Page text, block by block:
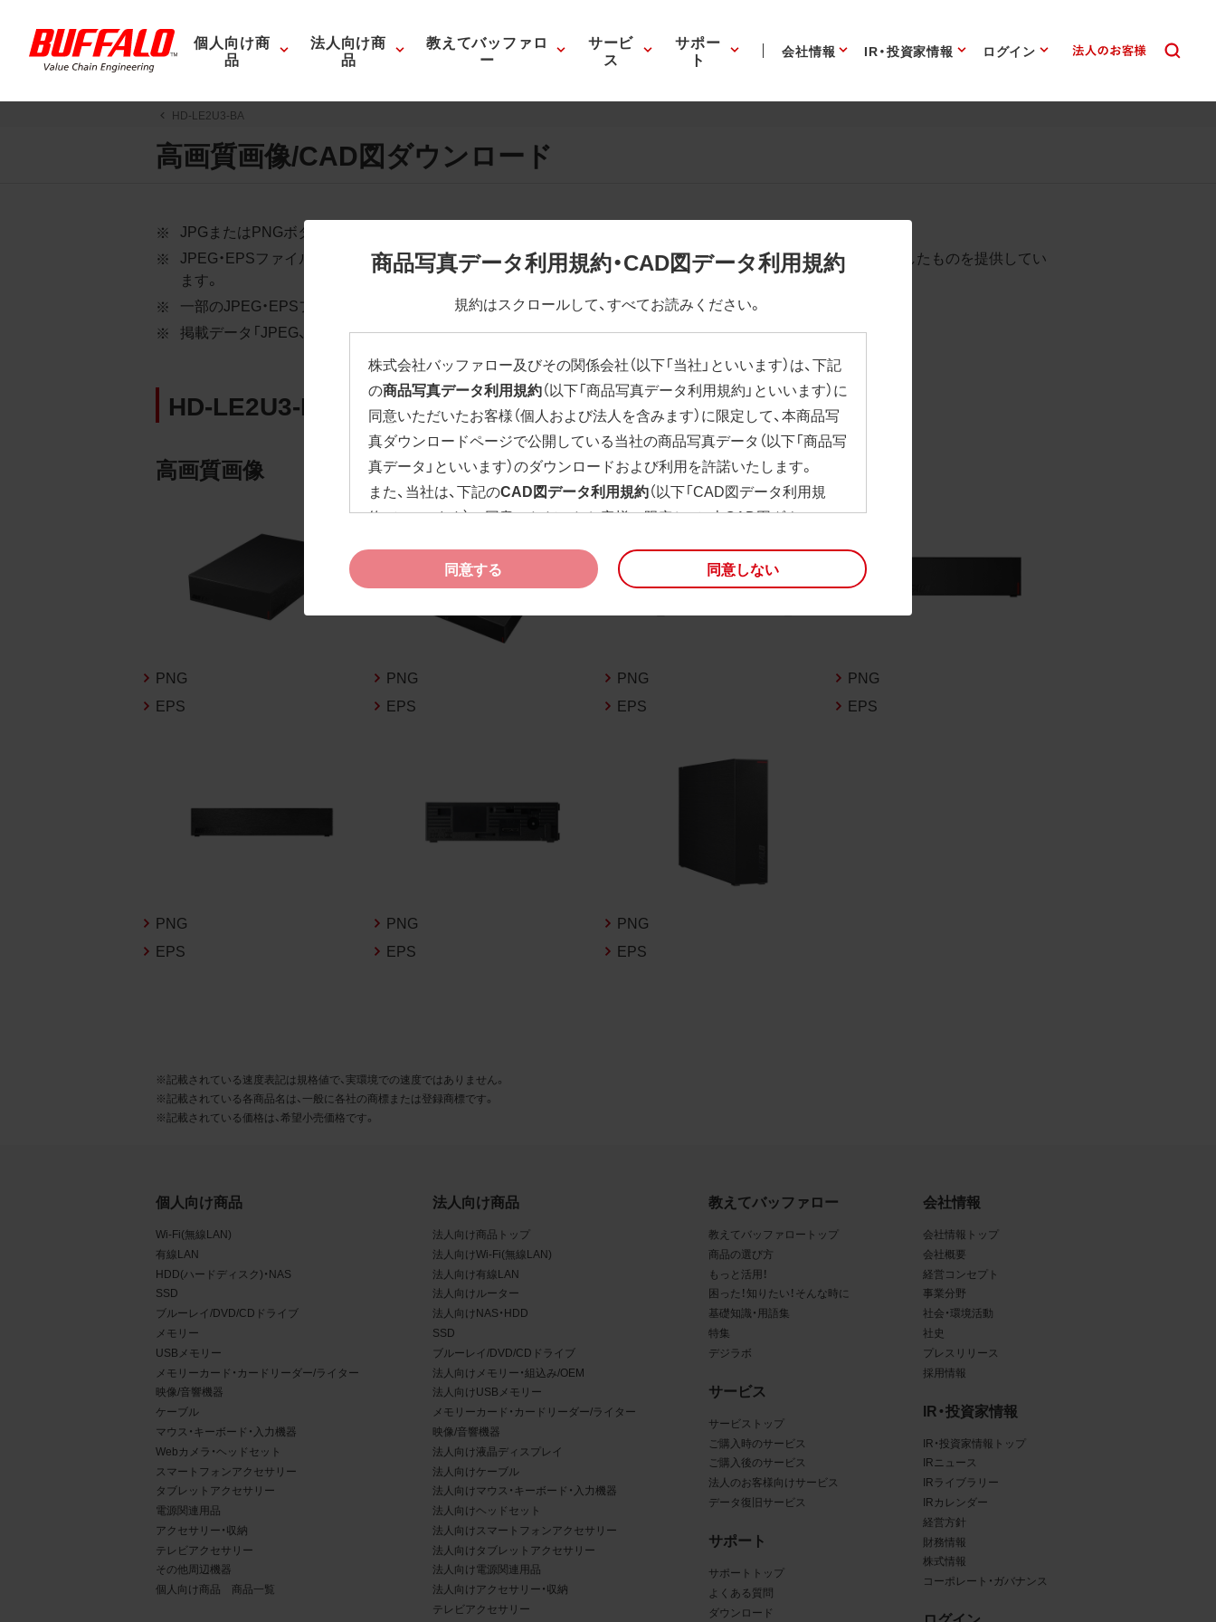
個人向け商
品
法人向け商
品
教えてバッファロ
ー
サービ
ス
サポー
ト 会社情報 IR・投資家情報 ログイン
HD-LE2U3-BA
高画質画像/CAD図ダウンロード
商品写真データ利用規約・CAD図データ利用規約
規約はスクロールして、すべてお読みください。
株式会社バッファロー及びその関係会社（以下「当社」といいます）は、下記
の商品写真データ利用規約（以下「商品写真データ利用規約」といいます）に
同意いただいたお客様（個人および法人を含みます）に限定して、本商品写
真ダウンロードページで公開している当社の商品写真データ（以下「商品写
真データ」といいます）のダウンロードおよび利用を許諾いたします。
また、当社は、下記のCAD図データ利用規約（以下「CAD図データ利用規
約」といいます）に同意いただいたお客様に限定して、本CAD図ダウンロー
ます）の利用を許諾いたします。
お客様が「同意する」ボタンをクリックされた場合、商品写真データ利用規
約及びCAD図データ利用規約に同意いただいたものとみなされます。
なお、商品写真データ利用規約及びCAD図データ利用規約の記載事項は予
告なく変更されることがあります。各データをダウンロードする際には最
お客様は、商品写真データに関する著作権等の一切の権利が当社に帰属す
る販売の場合を除く）に関する広告宣伝又は当社商品の報道・解説に利用す
る場合に限り商品写真データを複製、送信可能化して利用できます。当社
ものとします。
品名等）を併記する等の方法により、商品写真データに表示されてい
商品写真データに著作権表示、ラベル、商標その他のマークがある場
合、それらを除去しないこと
商品写真データを当社HPのトップページ以外のサイトとのリンクと
して利用しないこと
商品写真データを他社のロゴ又は他社商品等に近づけて掲記するな
どして、当社と提携、協力関係等にあるとの示唆や誤解を生じさせう
る態様の利用を行わないこと
その他、当社の運営するサイトではないと看者が判断することを困難
とするような態様で、商品写真データを利用しないこと
4.免責事項
当社は、商品写真データの正確性、完全性、適合性、有用性、最新性、第三者
権利の非侵害等について保証するものではありません。また、商品写真
データの利用に起因して発生した一切の損害について、当社はその賠償の
責任を負いません。また、商品写真データの内容は予告なしに変更又は掲
載を中止することがありますのでご了承ください。
同意する 同意しない
JPGまたはPNGボタンを押すと画像の表示。EPSボタンを押すと圧縮ファイルのダウンロードが始まります。
JPEG・EPSファイルにはパスが設定されています。画像編集の際に便利です。PNG画像は原則として背景を透過したものを提供してい
ます。
一部のJPEG・EPSファイルにはパスが設定されていない場合があります。ご了承ください。
掲載データ「JPEG、PNG : 低解像度(RGBカラー)」 「EPS : 高解像度(CMYKカラー)」
HD-LE2U3-BA
高画質画像
PNG
EPS
PNG
EPS
PNG
EPS
PNG
EPS
PNG
EPS
PNG
EPS
PNG
EPS
※記載されている速度表記は規格値で、実環境での速度ではありません。
※記載されている各商品名は、一般に各社の商標または登録商標です。
※記載されている価格は、希望小売価格です。
個人向け商品
Wi-Fi(無線LAN)
有線LAN
HDD(ハードディスク)・NAS
SSD
ブルーレイ/DVD/CDドライブ
メモリー
USBメモリー
メモリーカード・カードリーダー/ライター
映像/音響機器
ケーブル
マウス・キーボード・入力機器
Webカメラ・ヘッドセット
スマートフォンアクセサリー
タブレットアクセサリー
電源関連用品
アクセサリー・収納
テレビアクセサリー
その他周辺機器
個人向け商品 商品一覧
法人向け商品
法人向け商品トップ
法人向けWi-Fi(無線LAN)
法人向け有線LAN
法人向けルーター
法人向けNAS・HDD
SSD
ブルーレイ/DVD/CDドライブ
法人向けメモリー・組込み/OEM
法人向けUSBメモリー
メモリーカード・カードリーダー/ライター
映像/音響機器
法人向け液晶ディスプレイ
法人向けケーブル
法人向けマウス・キーボード・入力機器
法人向けヘッドセット
法人向けスマートフォンアクセサリー
法人向けタブレットアクセサリー
法人向け電源関連用品
法人向けアクセサリー・収納
テレビアクセサリー
教えてバッファロー
教えてバッファロートップ
商品の選び方
もっと活用！
困った！知りたい！そんな時に
基礎知識・用語集
特集
デジラボ
サービス
サービストップ
ご購入時のサービス
ご購入後のサービス
法人のお客様向けサービス
データ復旧サービス
サポート
サポートトップ
よくある質問
ダウンロード
会社情報
会社情報トップ
会社概要
経営コンセプト
事業分野
社会・環境活動
社史
プレスリリース
採用情報
IR・投資家情報
IR・投資家情報トップ
IRニュース
IRライブラリー
IRカレンダー
経営方針
財務情報
株式情報
コーポレート・ガバナンス